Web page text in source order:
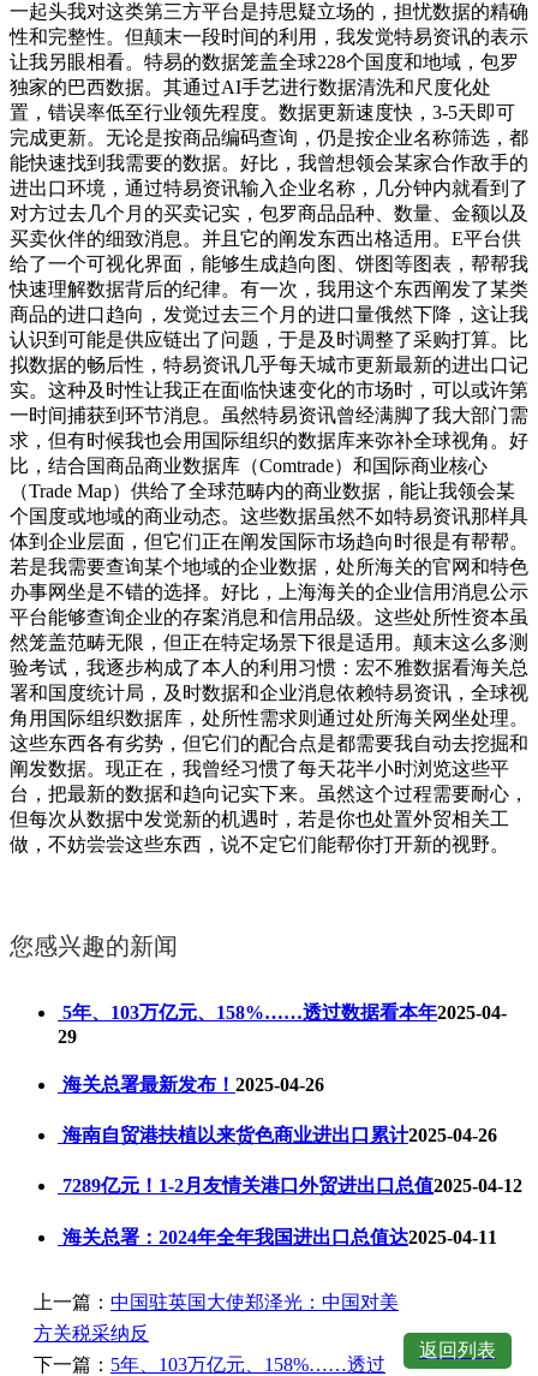
一起头我对这类第三方平台是持思疑立场的，担忧数据的精确
性和完整性。但颠末一段时间的利用，我发觉特易资讯的表示
让我另眼相看。特易的数据笼盖全球228个国度和地域，包罗
独家的巴西数据。其通过AI手艺进行数据清洗和尺度化处
置，错误率低至行业领先程度。数据更新速度快，3-5天即可
完成更新。无论是按商品编码查询，仍是按企业名称筛选，都
能快速找到我需要的数据。好比，我曾想领会某家合作敌手的
进出口环境，通过特易资讯输入企业名称，几分钟内就看到了
对方过去几个月的买卖记实，包罗商品品种、数量、金额以及
买卖伙伴的细致消息。并且它的阐发东西出格适用。E平台供
给了一个可视化界面，能够生成趋向图、饼图等图表，帮帮我
快速理解数据背后的纪律。有一次，我用这个东西阐发了某类
商品的进口趋向，发觉过去三个月的进口量俄然下降，这让我
认识到可能是供应链出了问题，于是及时调整了采购打算。比
拟数据的畅后性，特易资讯几乎每天城市更新最新的进出口记
实。这种及时性让我正在面临快速变化的市场时，可以或许第
一时间捕获到环节消息。虽然特易资讯曾经满脚了我大部门需
求，但有时候我也会用国际组织的数据库来弥补全球视角。好
比，结合国商品商业数据库（Comtrade）和国际商业核心
（Trade Map）供给了全球范畴内的商业数据，能让我领会某
个国度或地域的商业动态。这些数据虽然不如特易资讯那样具
体到企业层面，但它们正在阐发国际市场趋向时很是有帮帮。
若是我需要查询某个地域的企业数据，处所海关的官网和特色
办事网坐是不错的选择。好比，上海海关的企业信用消息公示
平台能够查询企业的存案消息和信用品级。这些处所性资本虽
然笼盖范畴无限，但正在特定场景下很是适用。颠末这么多测
验考试，我逐步构成了本人的利用习惯：宏不雅数据看海关总
署和国度统计局，及时数据和企业消息依赖特易资讯，全球视
角用国际组织数据库，处所性需求则通过处所海关网坐处理。
这些东西各有劣势，但它们的配合点是都需要我自动去挖掘和
阐发数据。现正在，我曾经习惯了每天花半小时浏览这些平
台，把最新的数据和趋向记实下来。虽然这个过程需要耐心，
但每次从数据中发觉新的机遇时，若是你也处置外贸相关工
做，不妨尝尝这些东西，说不定它们能帮你打开新的视野。
您感兴趣的新闻
5年、103万亿元、158%……透过数据看本年2025-04-
29
海关总署最新发布！ 2025-04-26
海南自贸港扶植以来货色商业进出口累计2025-04-26
7289亿元！1-2月友情关港口外贸进出口总值2025-04-12
海关总署：2024年全年我国进出口总值达2025-04-11
上一篇： 中国驻英国大使郑泽光：中国对美
方关税采纳反
下一篇： 5年、103万亿元、158%……透过
返回列表